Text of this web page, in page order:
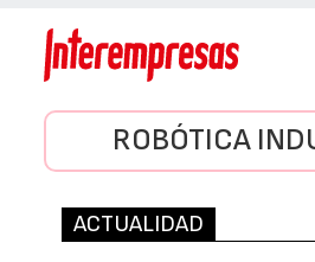
ROBÓTICA
ACTUALIDAD